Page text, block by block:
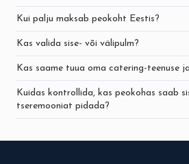
Kui palju maksab peokoht Eestis?
Kas valida sise- või välipulm?
Kas saame tuua oma catering-teenuse
Kuidas kontrollida, kas peokohas saab
tseremooniat pidada?